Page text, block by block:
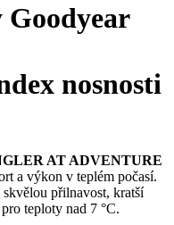
nosnosti
AT ADVENTURE
a výkon v teplém počasí.
přilnavost, kratší
teploty nad 7 °C.